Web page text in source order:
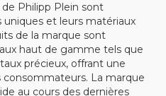
Philipp Plein sont
uniques et leurs matériaux
de la marque sont
haut de gamme tels que
précieux, offrant une
consommateurs. La marque
au cours des dernières